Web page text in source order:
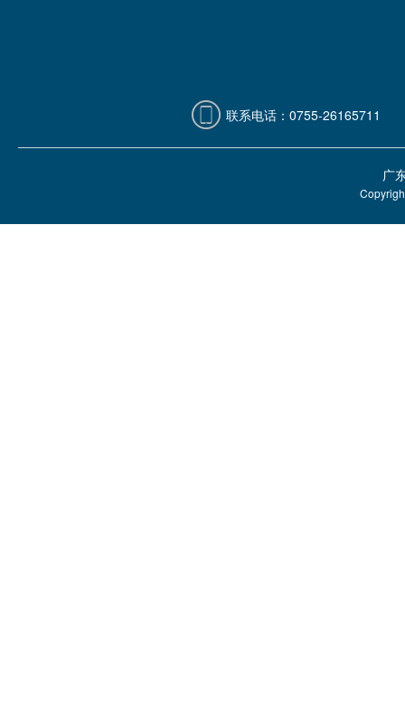
联系电话：0755-26165711
广